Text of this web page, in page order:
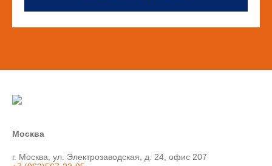
Москва
г. Москва, ул. Электрозаводская, д. 24, офис 207